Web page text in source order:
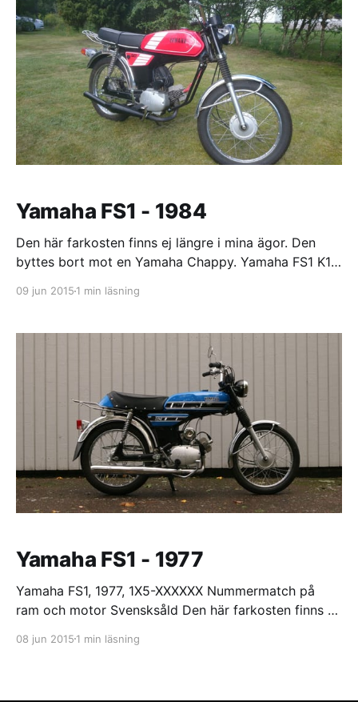
Yamaha FS1 - 1984
Den här farkosten finns ej längre i mina ägor. Den
byttes bort mot en Yamaha Chappy. Yamaha FS1 K1,
Svensksåld. Specifikation Cylinder: 60cc (43mm)
Mikuni original, 18mm platta, upptagen reed med en
09 jun 2015 1 min läsning
Yamaha FS1 - 1977
Yamaha FS1, 1977, 1X5-XXXXXX Nummermatch på
ram och motor Svensksåld Den här farkosten finns ej
original 3E8 (40mm) aningen filad avgasport
08 jun 2015 1 min läsning